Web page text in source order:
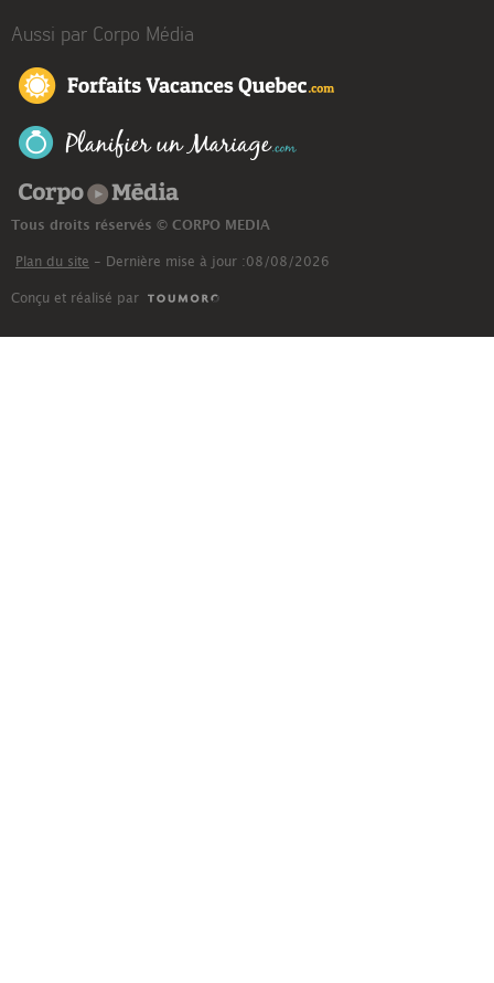
Aussi par Corpo Média
Tous droits réservés © CORPO MEDIA
Plan du site - Dernière mise à jour :08/08/2026
Conçu et réalisé par